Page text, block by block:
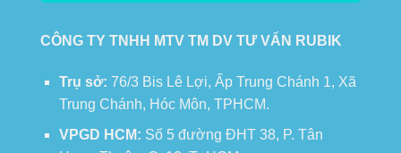
CÔNG TY TNHH MTV TM DV TƯ VẤN RUBIK
Trụ sở: 76/3 Bis Lê Lợi, Ấp Trung Chánh 1, Xã
Trung Chánh, Hóc Môn, TPHCM.
VPGD HCM: Số 5 đường ĐHT 38, P. Tân